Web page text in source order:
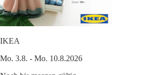
IKEA
Mo. 3.8. - Mo. 10.8.2026